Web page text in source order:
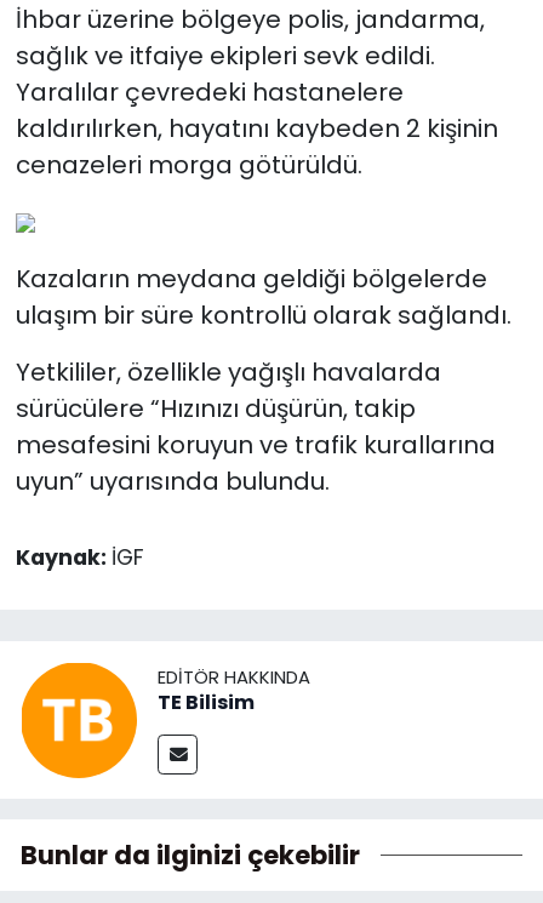
İhbar üzerine bölgeye polis, jandarma,
sağlık ve itfaiye ekipleri sevk edildi.
Yaralılar çevredeki hastanelere
kaldırılırken, hayatını kaybeden 2 kişinin
cenazeleri morga götürüldü.
Kazaların meydana geldiği bölgelerde
ulaşım bir süre kontrollü olarak sağlandı.
Yetkililer, özellikle yağışlı havalarda
sürücülere “Hızınızı düşürün, takip
mesafesini koruyun ve trafik kurallarına
uyun” uyarısında bulundu.
Kaynak: İGF
EDITÖR HAKKINDA
TE Bilisim
Bunlar da ilginizi çekebilir